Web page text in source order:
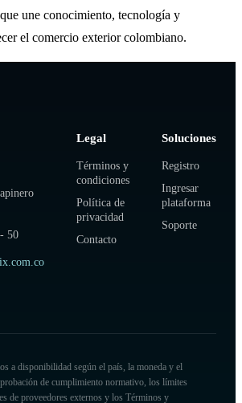
une conocimiento, tecnología y
el comercio exterior colombiano.
50
Legal
Términos y
condiciones
Política de
privacidad
Contacto
Soluciones
Registro
Ingresar
plataforma
Soporte
a disponibilidad según el país, la moneda y el
de cumplimiento normativo, los límites
de proveedores externos y los Términos y